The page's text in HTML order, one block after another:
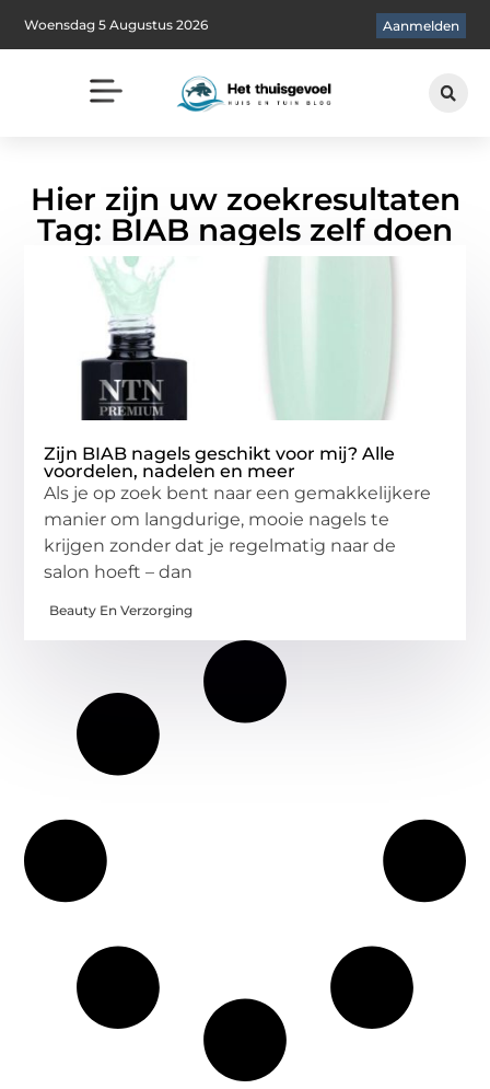
Woensdag 5 Augustus 2026 Aanmelden
Hier zijn uw zoekresultaten
Tag: BIAB nagels zelf doen
Zijn BIAB nagels geschikt voor mij? Alle
voordelen, nadelen en meer
Als je op zoek bent naar een gemakkelijkere
manier om langdurige, mooie nagels te
krijgen zonder dat je regelmatig naar de
salon hoeft – dan
Beauty En Verzorging